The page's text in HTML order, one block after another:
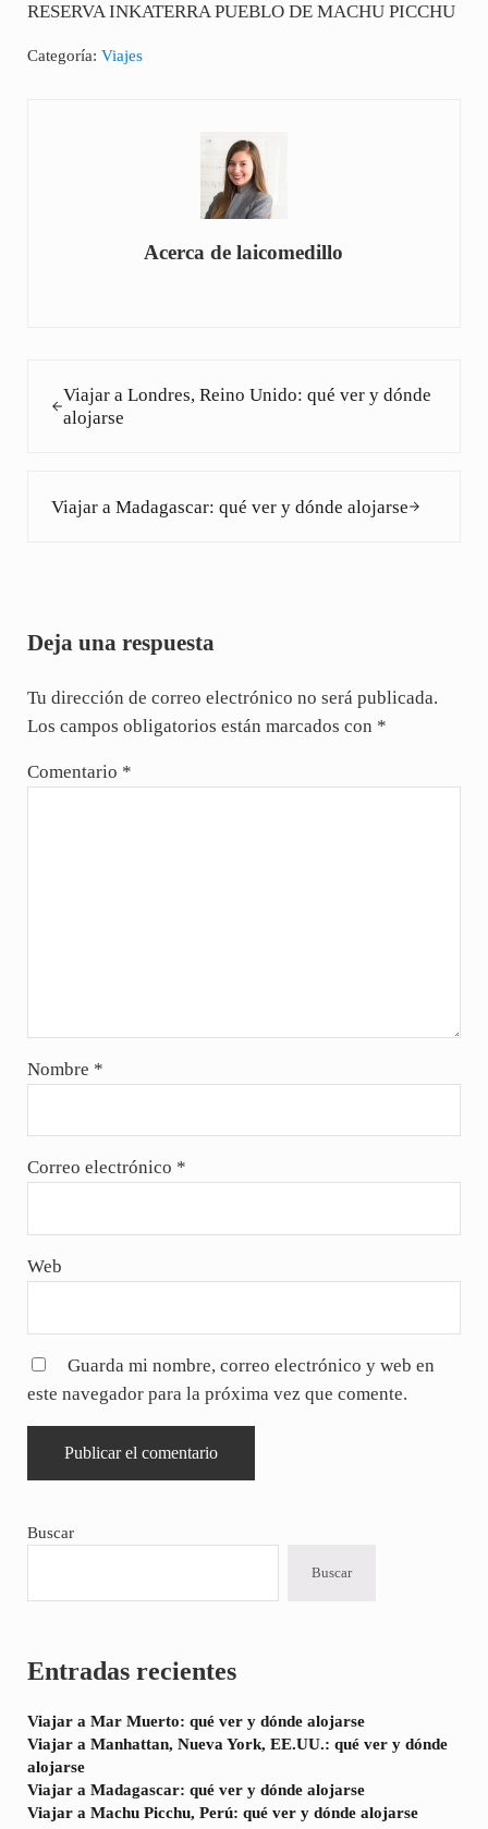
RESERVA INKATERRA PUEBLO DE MACHU PICCHU
Categoría: Viajes
Acerca delaicomedillo
Viajar a Londres, Reino Unido: qué ver y dónde
alojarse
Viajar a Madagascar: qué ver y dónde alojarse
Deja una respuesta
Tu dirección de correo electrónico no será publicada.
Los campos obligatorios están marcados con *
Comentario *
Nombre *
Correo electrónico *
Web
Guarda mi nombre, correo electrónico y web en
este navegador para la próxima vez que comente.
Sidebar
Buscar
Buscar
Entradas recientes
Viajar a Mar Muerto: qué ver y dónde alojarse
Viajar a Manhattan, Nueva York, EE.UU.: qué ver y dónde
alojarse
Viajar a Madagascar: qué ver y dónde alojarse
Viajar a Machu Picchu, Perú: qué ver y dónde alojarse